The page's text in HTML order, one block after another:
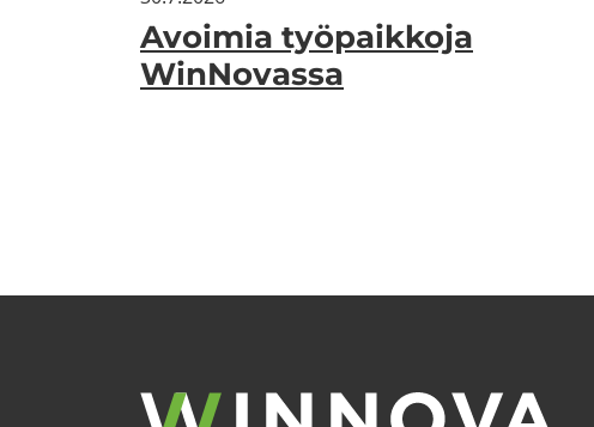
Avoi­mia työ­paik­ko­ja
WinNovassa